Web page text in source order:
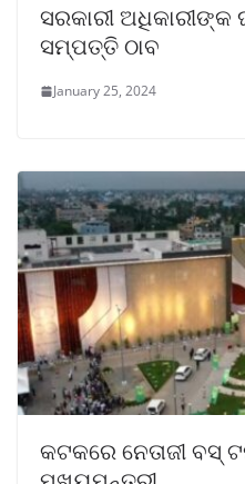
ସରକାରୀ
ସମ୍ପତ୍ତି ଠାବ
January 25, 2024
କଟକରେ ନେତାଜୀ ବସ୍